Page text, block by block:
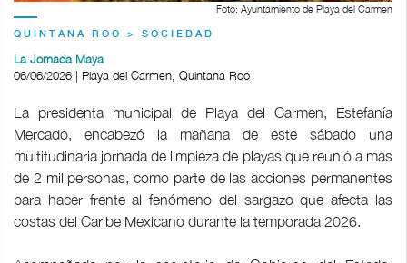
Foto: Ayuntamiento de Playa del Carmen
QUINTANA ROO > SOCIEDAD
La Jornada Maya
06/06/2026 | Playa del Carmen, Quintana Roo
La presidenta municipal de Playa del Carmen, Estefanía
Mercado, encabezó la mañana de este sábado una
multitudinaria jornada de limpieza de playas que reunió a más
de 2 mil personas, como parte de las acciones permanentes
para hacer frente al fenómeno del sargazo que afecta las
costas del Caribe Mexicano durante la temporada 2026.